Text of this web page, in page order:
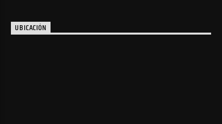
UBICACIÓN